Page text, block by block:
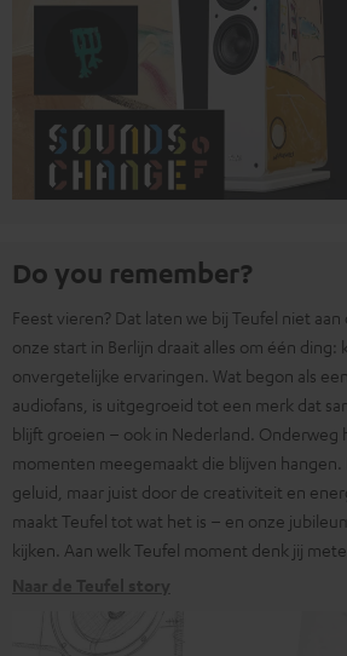
Do you remember?
Feest vieren? Dat laten we bij Teufel niet
onze start in Berlijn draait alles om één ding:
onvergetelijke ervaringen. Wat begon als
audiofans, is uitgegroeid tot een merk dat
blijft groeien – ook in Nederland. Onderweg
momenten meegemaakt die blijven
geluid, maar juist door de creativiteit en
maakt Teufel tot wat het is – en onze
kijken. Aan welk Teufel moment denk jij